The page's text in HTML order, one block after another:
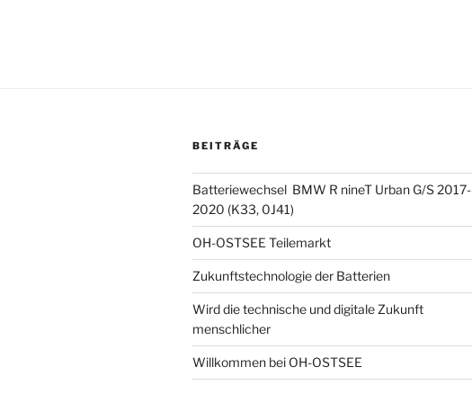
BEITRÄGE
Batteriewechsel BMW R nineT Urban G/S 2017-
2020 (K33, 0J41)
OH-OSTSEE Teilemarkt
Zukunftstechnologie der Batterien
Wird die technische und digitale Zukunft
menschlicher
Willkommen bei OH-OSTSEE